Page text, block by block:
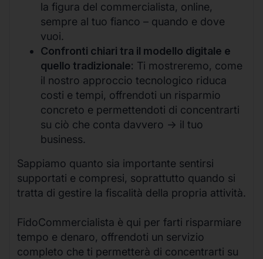
la figura del commercialista, online,
sempre al tuo fianco – quando e dove
vuoi.
Confronti chiari tra il modello digitale e
quello tradizionale: Ti mostreremo, come
il nostro approccio tecnologico riduca
costi e tempi, offrendoti un risparmio
concreto e permettendoti di concentrarti
su ciò che conta davvero -> il tuo
business.
Sappiamo quanto sia importante sentirsi
supportati e compresi, soprattutto quando si
tratta di gestire la fiscalità della propria attività.
FidoCommercialista è qui per farti risparmiare
tempo e denaro, offrendoti un servizio
completo che ti permetterà di concentrarti su